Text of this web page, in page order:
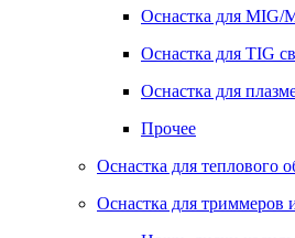
Оснастка для MIG/
Оснастка для TIG
Оснастка для
Прочее
Оснастка для теплового
Оснастка для триммеров